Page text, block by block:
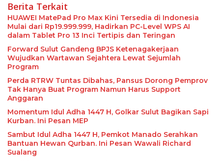
Berita Terkait
HUAWEI MatePad Pro Max Kini Tersedia di Indonesia
Mulai dari Rp19.999.999, Hadirkan PC-Level WPS AI
dalam Tablet Pro 13 Inci Tertipis dan Teringan
Forward Sulut Gandeng BPJS Ketenagakerjaan
Wujudkan Wartawan Sejahtera Lewat Sejumlah
Program
Perda RTRW Tuntas Dibahas, Pansus Dorong Pemprov
Tak Hanya Buat Program Namun Harus Support
Anggaran
Momentum Idul Adha 1447 H, Golkar Sulut Bagikan Sapi
Kurban. Ini Pesan MEP
Sambut Idul Adha 1447 H, Pemkot Manado Serahkan
Bantuan Hewan Qurban. Ini Pesan Wawali Richard
Sualang